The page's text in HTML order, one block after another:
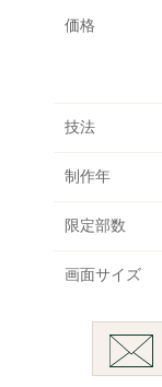
価格
技法
制作年
限定部数
画面サイズ